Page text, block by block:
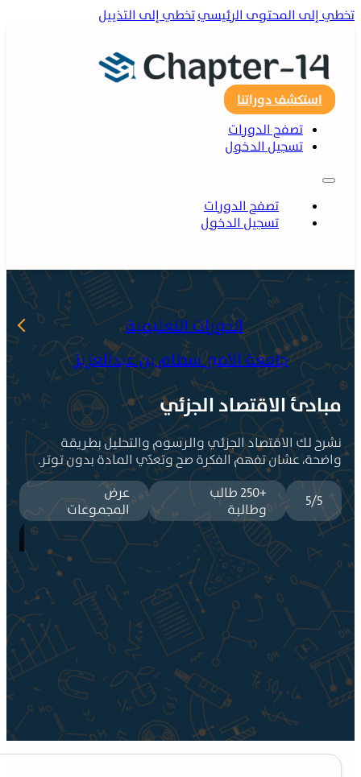
المحتوى الرئيسيتخطي إلى التذييل
استكشف دوراتنا
تصفح الدورات
تسجيل الدخول
تصفح الدورات
تسجيل الدخول
الدورات التعليمية
جامعة الامير سطام بن عبدالعزيز
الاقتصاد الجزئي
لك الاقتصاد الجزئي والرسوم والتحليل بطريقة
عشان تفهم الفكرة صح وتعدّي المادة بدون توتر.
5/5
+250 طالب
وطالبة
عرض
المجموعات